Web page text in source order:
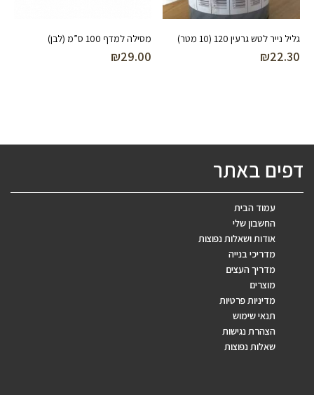
גליל נייר לטש גרעין 120 (10 מטר)
₪22.30
מסילה למדף 100 ס”מ (לבן)
₪29.00
דפים באתר
עמוד הבית
החשבון שלי
אודות ושאלות נפוצות
מדריכי בנייה
מדריך העצים
מוצרים
מדיניות פרטיות
תנאי שימוש
הצהרת נגישות
שאלות נפוצות